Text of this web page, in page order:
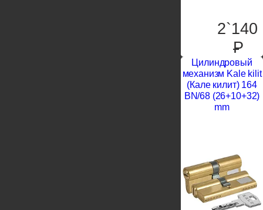
2`140
P
Цилиндровый
механизм Kale kilit
(Кале килит) 164
BN/68 (26+10+32)
mm